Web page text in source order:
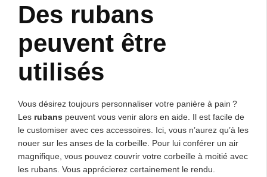
Des rubans
peuvent être
utilisés
Vous désirez toujours personnaliser votre panière à pain ?
Les rubans peuvent vous venir alors en aide. Il est facile de
le customiser avec ces accessoires. Ici, vous n’aurez qu’à les
nouer sur les anses de la corbeille. Pour lui conférer un air
magnifique, vous pouvez couvrir votre corbeille à moitié avec
les rubans. Vous apprécierez certainement le rendu.